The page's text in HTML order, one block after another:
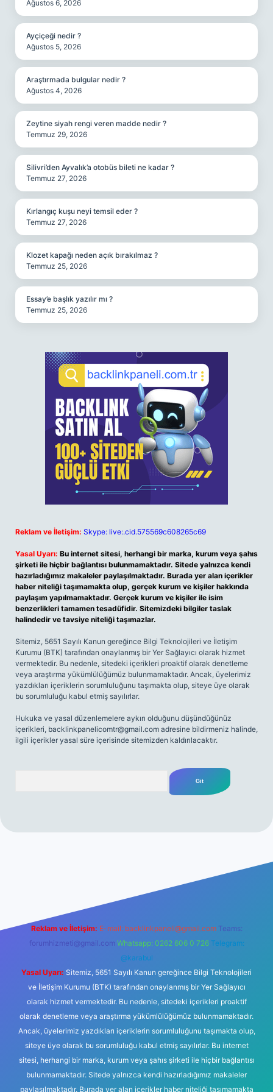
Ağustos 6, 2026
Ayçiçeği nedir ?
Ağustos 5, 2026
Araştırmada bulgular nedir ?
Ağustos 4, 2026
Zeytine siyah rengi veren madde nedir ?
Temmuz 29, 2026
Silivri’den Ayvalık’a otobüs bileti ne kadar ?
Temmuz 27, 2026
Kırlangıç kuşu neyi temsil eder ?
Temmuz 27, 2026
Klozet kapağı neden açık bırakılmaz ?
Temmuz 25, 2026
Essay’e başlık yazılır mı ?
Temmuz 25, 2026
Reklam ve İletişim: Skype: live:.cid.575569c608265c69
Yasal Uyarı: Bu internet sitesi, herhangi bir marka, kurum veya şahıs
şirketi ile hiçbir bağlantısı bulunmamaktadır. Sitede yalnızca kendi
hazırladığımız makaleler paylaşılmaktadır. Burada yer alan içerikler
haber niteliği taşımamakta olup, gerçek kurum ve kişiler hakkında
paylaşım yapılmamaktadır. Gerçek kurum ve kişiler ile isim
benzerlikleri tamamen tesadüfidir. Sitemizdeki bilgiler taslak
halindedir ve tavsiye niteliği taşımazlar.
Sitemiz, 5651 Sayılı Kanun gereğince Bilgi Teknolojileri ve İletişim
Kurumu (BTK) tarafından onaylanmış bir Yer Sağlayıcı olarak hizmet
vermektedir. Bu nedenle, sitedeki içerikleri proaktif olarak denetleme
veya araştırma yükümlülüğümüz bulunmamaktadır. Ancak, üyelerimiz
yazdıkları içeriklerin sorumluluğunu taşımakta olup, siteye üye olarak
bu sorumluluğu kabul etmiş sayılırlar.
Hukuka ve yasal düzenlemelere aykırı olduğunu düşündüğünüz
içerikleri, backlinkpanelicomtr@gmail.com adresine bildirmeniz halinde,
ilgili içerikler yasal süre içerisinde sitemizden kaldırılacaktır.
Reklam ve İletişim: E-mail: backlinkpaneli@gmail.com Teams:
forumhizmeti@gmail.com Whatsapp: 0262 606 0 726 Telegram:
@karabul
Yasal Uyarı: Sitemiz, 5651 Sayılı Kanun gereğince Bilgi Teknolojileri
ve İletişim Kurumu (BTK) tarafından onaylanmış bir Yer Sağlayıcı
olarak hizmet vermektedir. Bu nedenle, sitedeki içerikleri proaktif
olarak denetleme veya araştırma yükümlülüğümüz bulunmamaktadır.
Ancak, üyelerimiz yazdıkları içeriklerin sorumluluğunu taşımakta olup,
siteye üye olarak bu sorumluluğu kabul etmiş sayılırlar. Bu internet
sitesi, herhangi bir marka, kurum veya şahıs şirketi ile hiçbir bağlantısı
bulunmamaktadır. Sitede yalnızca kendi hazırladığımız makaleler
paylaşılmaktadır. Burada yer alan içerikler haber niteliği taşımamakta